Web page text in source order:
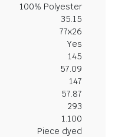
100% Polyester
35.15
77x26
Yes
145
57.09
147
57.87
293
1.100
Piece dyed